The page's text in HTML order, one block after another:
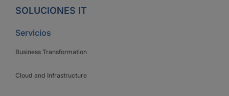
SOLUCIONES IT
Servicios
Business Transformation
Cloud and Infrastructure